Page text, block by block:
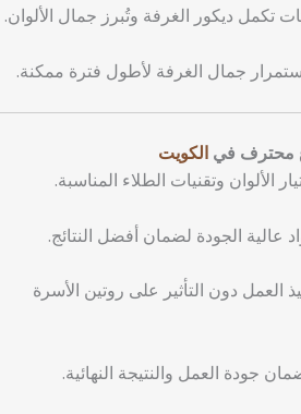
تكمل ديكور الغرفة وتُبرز جمال الألوان.
جمال الغرفة لأطول فترة ممكنة.
محترف في الكويت
الألوان وتقنيات الطلاء المناسبة.
عالية الجودة لضمان أفضل النتائج.
دون التأثير على روتين الأسرة
جودة العمل والنتيجة النهائية.